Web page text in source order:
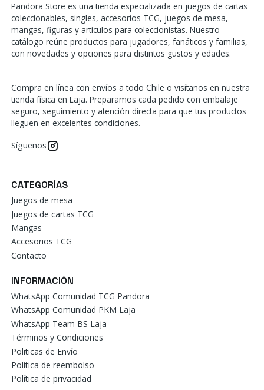
Pandora Store es una tienda especializada en juegos de cartas
coleccionables, singles, accesorios TCG, juegos de mesa,
mangas, figuras y artículos para coleccionistas. Nuestro
catálogo reúne productos para jugadores, fanáticos y familias,
con novedades y opciones para distintos gustos y edades.
Compra en línea con envíos a todo Chile o visítanos en nuestra
tienda física en Laja. Preparamos cada pedido con embalaje
seguro, seguimiento y atención directa para que tus productos
lleguen en excelentes condiciones.
Síguenos
CATEGORÍAS
Juegos de mesa
Juegos de cartas TCG
Mangas
Accesorios TCG
Contacto
INFORMACIÓN
WhatsApp Comunidad TCG Pandora
WhatsApp Comunidad PKM Laja
WhatsApp Team BS Laja
Términos y Condiciones
Politicas de Envío
Política de reembolso
Política de privacidad